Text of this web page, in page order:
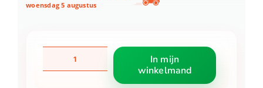
woensdag 5 augustus
Wagenspanner
In mijn
winkelmand